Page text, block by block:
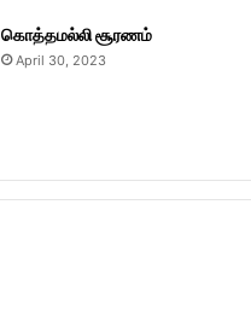
கொத்தமல்லி சூரணம்
April 30, 2023